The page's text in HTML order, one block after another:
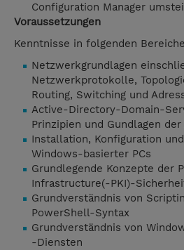
Configuration Manager
Voraussetzungen
Kenntnisse in folgenden
Netzwerkgrundlagen
Netzwerkprotokolle,
Routing, Switching und
Active-Directory-Domain-
Prinzipien und Gundlagen
Installation, Konfiguration
Windows-basierter PCs
Grundlegende Konzepte der
Infrastructure(-PKI)-
Grundverständnis von
PowerShell-Syntax
Grundverständnis von
-Diensten